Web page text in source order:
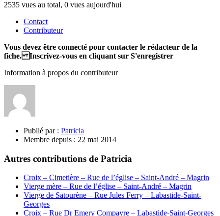
2535 vues au total, 0 vues aujourd'hui
Contact
Contributeur
Vous devez être connecté pour contacter le rédacteur de la
fiche. Inscrivez-vous en cliquant sur S'enregistrer
Information à propos du contributeur
Publié par : Patricia
Membre depuis : 22 mai 2014
Autres contributions de Patricia
Croix – Cimetière – Rue de l’église – Saint-André – Magrin
Vierge mère – Rue de l’église – Saint-André – Magrin
Vierge de Satourène – Rue Jules Ferry – Labastide-Saint-
Georges
Croix – Rue Dr Emery Compayre – Labastide-Saint-Georges